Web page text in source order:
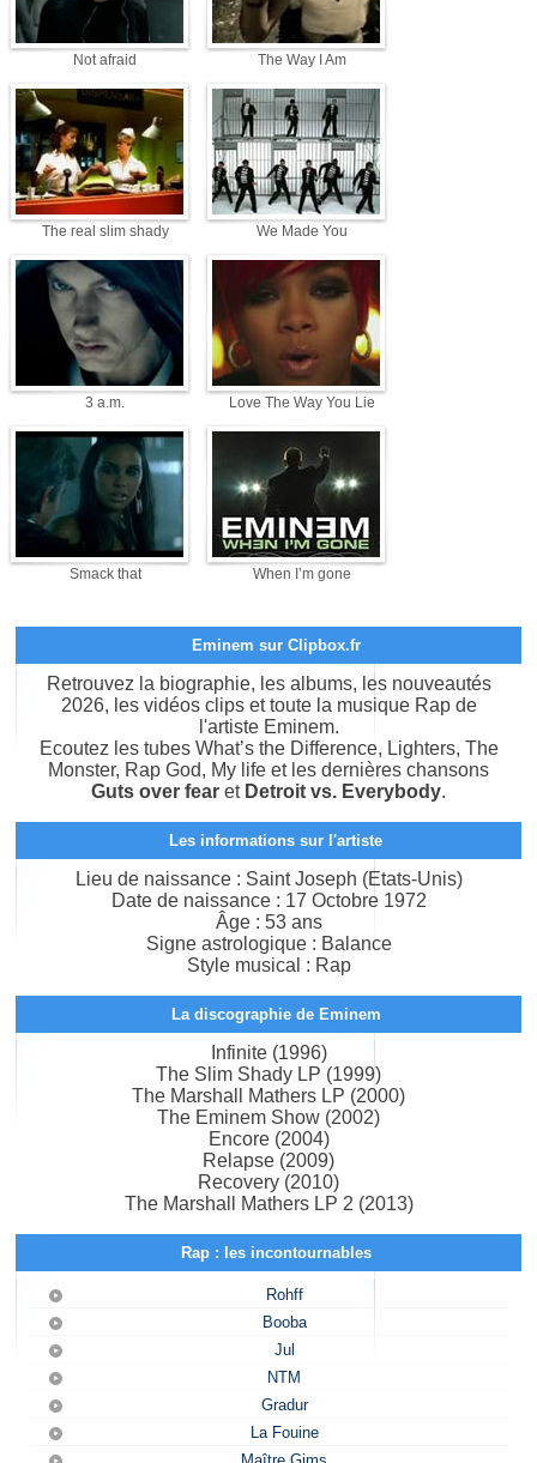
Not afraid The Way I Am
The real slim shady We Made You
3 a.m. Love The Way You Lie
Smack that When I’m gone
Eminem sur Clipbox.fr
Retrouvez la biographie, les albums, les nouveautés
2026, les vidéos clips et toute la musique Rap de
l'artiste Eminem.
Ecoutez les tubes What’s the Difference, Lighters, The
Monster, Rap God, My life et les dernières chansons
Guts over fear et Detroit vs. Everybody.
Les informations sur l'artiste
Lieu de naissance : Saint Joseph (Etats-Unis)
Date de naissance : 17 Octobre 1972
Âge : 53 ans
Signe astrologique : Balance
Style musical : Rap
La discographie de Eminem
Infinite (1996)
The Slim Shady LP (1999)
The Marshall Mathers LP (2000)
The Eminem Show (2002)
Encore (2004)
Relapse (2009)
Recovery (2010)
The Marshall Mathers LP 2 (2013)
Rap : les incontournables
Rohff
Booba
Jul
NTM
Gradur
La Fouine